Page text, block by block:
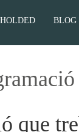
HOLDED BLOG
que